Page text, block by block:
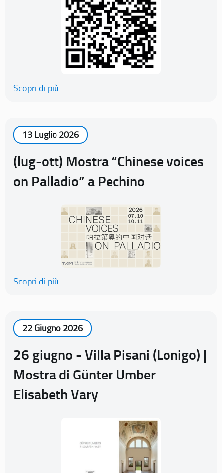
Scopri di più
13 Luglio 2026
(lug-ott) Mostra “Chinese voices
on Palladio” a Pechino
Scopri di più
22 Giugno 2026
26 giugno - Villa Pisani (Lonigo) |
Mostra di Günter Umber
Elisabeth Vary